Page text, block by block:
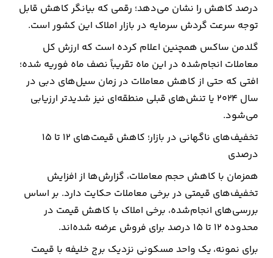
درصد کاهش را نشان می‌دهد؛ رقمی که بیانگر کاهش قابل
توجه سرعت گردش سرمایه در بازار املاک این کشور است.
گلدمن ساکس همچنین اعلام کرده است که ارزش کل
معاملات انجام‌شده در این ماه تقریباً نصف ماه فوریه شده؛
افتی که حتی از کاهش معاملات در زمان سیل‌های دبی در
سال 2024 یا تنش‌های قبلی منطقه‌ای نیز شدیدتر ارزیابی
می‌شود.
تخفیف‌های ناگهانی در بازار؛ کاهش قیمت‌های 12 تا 15
درصدی
همزمان با کاهش حجم معاملات، گزارش‌ها از افزایش
تخفیف‌های قیمتی در برخی معاملات حکایت دارد. بر اساس
بررسی‌های انجام‌شده، برخی املاک با کاهش قیمت در
محدوده 12 تا 15 درصد برای فروش عرضه شده‌اند.
برای نمونه، یک واحد مسکونی نزدیک برج خلیفه با قیمت